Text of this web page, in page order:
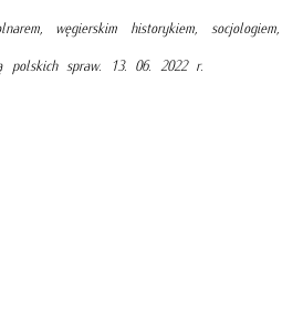
węgierskim historykiem, socjologiem,
polskich spraw. 13. 06. 2022 r.